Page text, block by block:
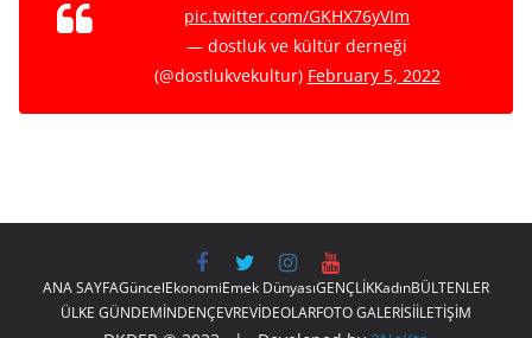
Avukat Nebi Barlas’ı kaybettik.
pic.twitter.com/GKHX76yVIm
— dostluk ve kültür derneği
(@dostlukvekultur) February 5, 2022
ANA SAYFAGüncelEkonomiEmek DünyasıGENÇLİKKadınBÜLTENLER
ÜLKE GÜNDEMİNDENÇEVREVİDEOLARFOTO GALERİSİİLETİŞİM